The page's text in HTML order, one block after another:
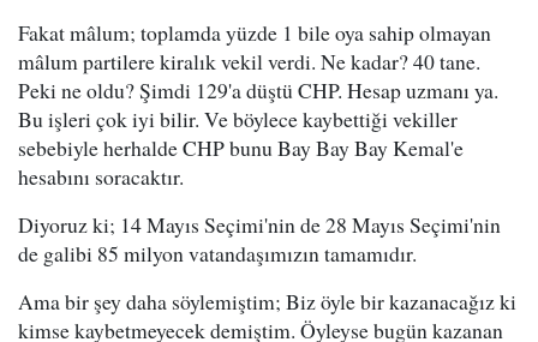
Fakat mâlum; toplamda yüzde 1 bile oya sahip olmayan
mâlum partilere kiralık vekil verdi. Ne kadar? 40 tane.
Peki ne oldu? Şimdi 129'a düştü CHP. Hesap uzmanı ya.
Bu işleri çok iyi bilir. Ve böylece kaybettiği vekiller
sebebiyle herhalde CHP bunu Bay Bay Bay Kemal'e
hesabını soracaktır.
Diyoruz ki; 14 Mayıs Seçimi'nin de 28 Mayıs Seçimi'nin
de galibi 85 milyon vatandaşımızın tamamıdır.
Ama bir şey daha söylemiştim; Biz öyle bir kazanacağız ki
kimse kaybetmeyecek demiştim. Öyleyse bugün kazanan